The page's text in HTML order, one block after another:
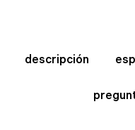
descripción